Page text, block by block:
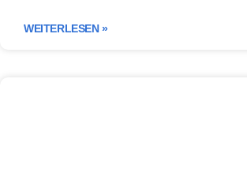
WEITERLESEN »